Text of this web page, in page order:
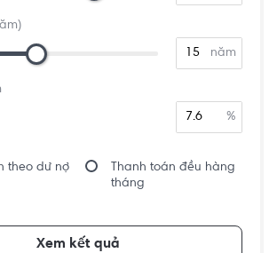
năm
%
theo dư nợ
Thanh toán đều hàng
tháng
Xem kết quả